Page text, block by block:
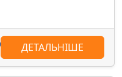
ДЕТАЛЬНІШЕ